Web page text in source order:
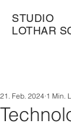
STUDIO
LOTHAR
21. Feb. 2024 1 Min.